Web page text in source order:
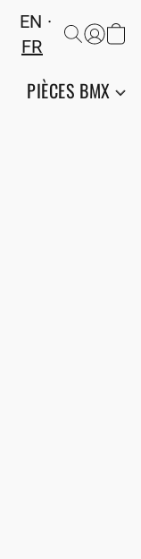
EN
FR
PIÈCES BMX